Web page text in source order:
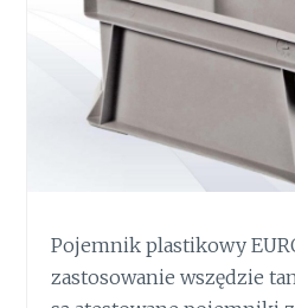
Pojemnik plastikowy
zastosowanie wszędzie